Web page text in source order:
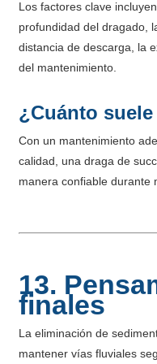
Los factores clave
profundidad del dragado,
distancia de descarga, la
del mantenimiento.
¿Cuánto
Con un mantenimiento
calidad, una draga de
manera confiable durante
13.
finales
La eliminación de
mantener vías fluviales